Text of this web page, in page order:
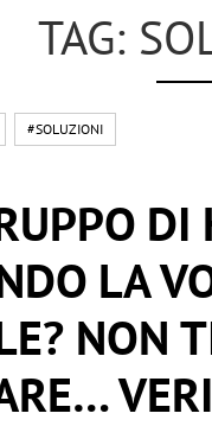
TAG:
#SOLUZIONI
DI
LA
NON